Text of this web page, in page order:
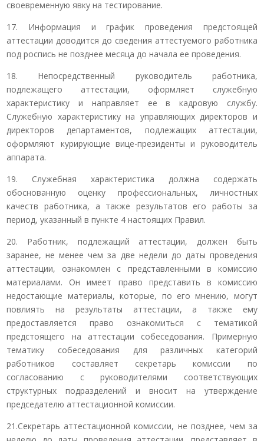
своевременную явку на тестирование.
17. Информация и график проведения предстоящей
аттестации доводится до сведения аттестуемого работника
под роспись не позднее месяца до начала ее проведения.
18. Непосредственный руководитель работника,
подлежащего аттестации, оформляет служебную
характеристику и направляет ее в кадровую службу.
Служебную характеристику на управляющих директоров и
директоров департаментов, подлежащих аттестации,
оформляют курирующие вице-президенты и руководитель
аппарата.
19. Служебная характеристика должна содержать
обоснованную оценку профессиональных, личностных
качеств работника, а также результатов его работы за
период, указанный в пункте 4 настоящих Правил.
20. Работник, подлежащий аттестации, должен быть
заранее, не менее чем за две недели до даты проведения
аттестации, ознакомлен с представленными в комиссию
материалами. Он имеет право представить в комиссию
недостающие материалы, которые, по его мнению, могут
повлиять на результаты аттестации, а также ему
предоставляется право ознакомиться с тематикой
предстоящего на аттестации собеседования. Примерную
тематику собеседования для различных категорий
работников составляет секретарь комиссии по
согласованию с руководителями соответствующих
структурных подразделений и вносит на утверждение
председателю аттестационной комиссии.
21.Секретарь аттестационной комиссии, не позднее, чем за